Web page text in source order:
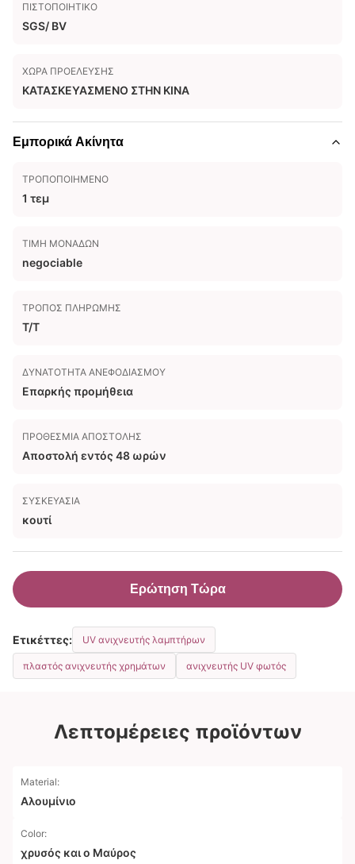
ΠΙΣΤΟΠΟΙΗΤΙΚΌ
SGS/ BV
ΧΏΡΑ ΠΡΟΈΛΕΥΣΗΣ
ΚΑΤΑΣΚΕΥΑΣΜΕΝΟ ΣΤΗΝ ΚΙΝΑ
Εμπορικά Ακίνητα
ΤΡΟΠΟΠΟΙΗΜΈΝΟ
1 τεμ
ΤΙΜΉ ΜΟΝΆΔΩΝ
negociable
ΤΡΌΠΟΣ ΠΛΗΡΩΜΉΣ
T/T
ΔΥΝΑΤΌΤΗΤΑ ΑΝΕΦΟΔΙΑΣΜΟΎ
Επαρκής προμήθεια
ΠΡΟΘΕΣΜΊΑ ΑΠΟΣΤΟΛΉΣ
Αποστολή εντός 48 ωρών
ΣΥΣΚΕΥΑΣΊΑ
κουτί
Ερώτηση Τώρα
Ετικέττες: UV ανιχνευτής λαμπτήρων
πλαστός ανιχνευτής χρημάτων ανιχνευτής UV φωτός
Λεπτομέρειες προϊόντων
Material:
Αλουμίνιο
Color:
χρυσός και ο Μαύρος